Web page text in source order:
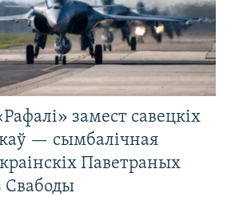
замест савецкіх
— сымбалічная
Паветраных
Свабоды